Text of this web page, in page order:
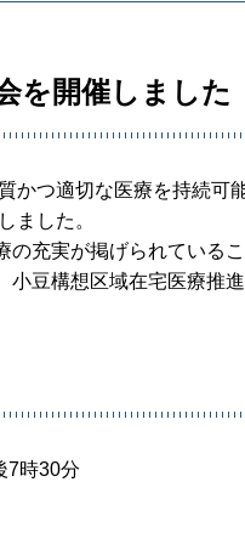
を開催しました
つ適切な医療を持続可
ました。
充実が掲げられている
豆構想区域在宅医療推
7時30分